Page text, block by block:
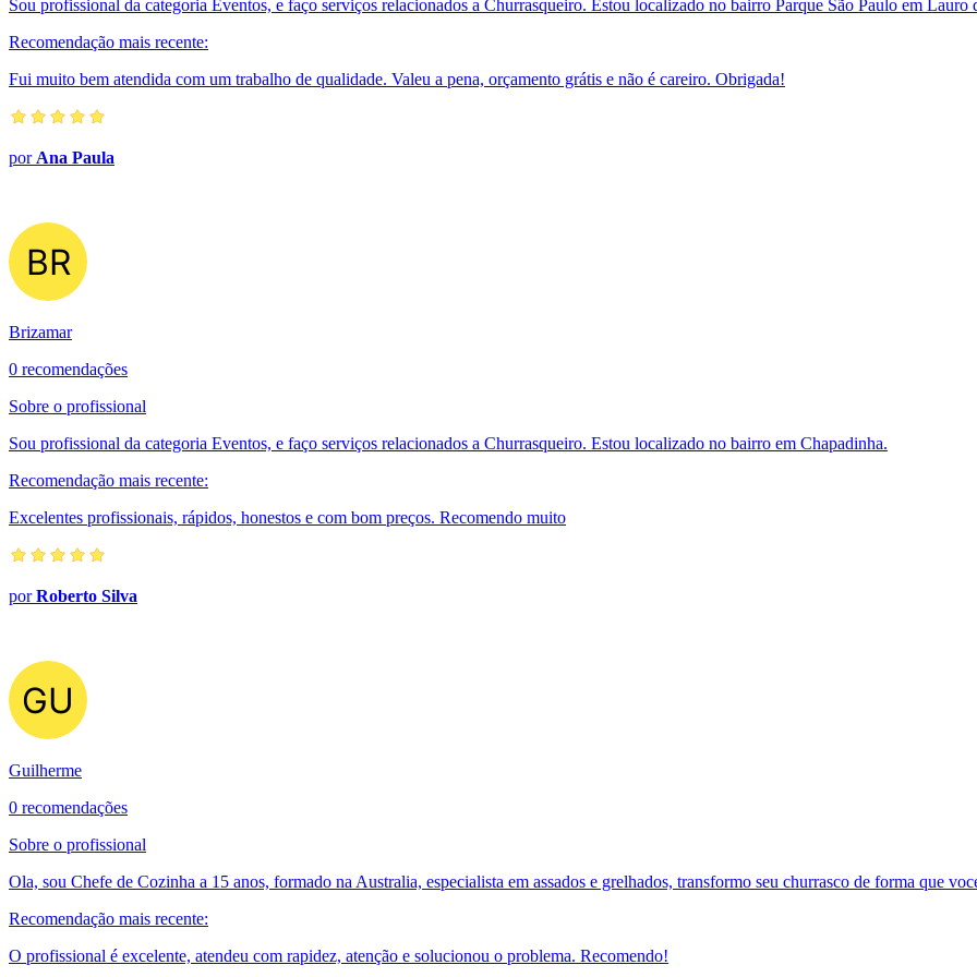
Sou profissional da categoria Eventos, e faço serviços relacionados a Churrasqueiro. Estou localizado no bairro Parque São Paulo em Lauro
Recomendação mais recente:
Fui muito bem atendida com um trabalho de qualidade. Valeu a pena, orçamento grátis e não é careiro. Obrigada!
por Ana Paula
Brizamar
0 recomendações
Sobre o profissional
Sou profissional da categoria Eventos, e faço serviços relacionados a Churrasqueiro. Estou localizado no bairro em Chapadinha.
Recomendação mais recente:
Excelentes profissionais, rápidos, honestos e com bom preços. Recomendo muito
porRoberto Silva
Guilherme
0 recomendações
Sobre o profissional
Ola, sou Chefe de Cozinha a 15 anos, formado na Australia, especialista em assados e grelhados, transformo seu churrasco de forma que
Recomendação mais recente:
O profissional é excelente, atendeu com rapidez, atenção e solucionou o problema. Recomendo!